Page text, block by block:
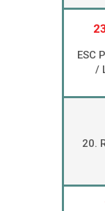
ESC
/
20.